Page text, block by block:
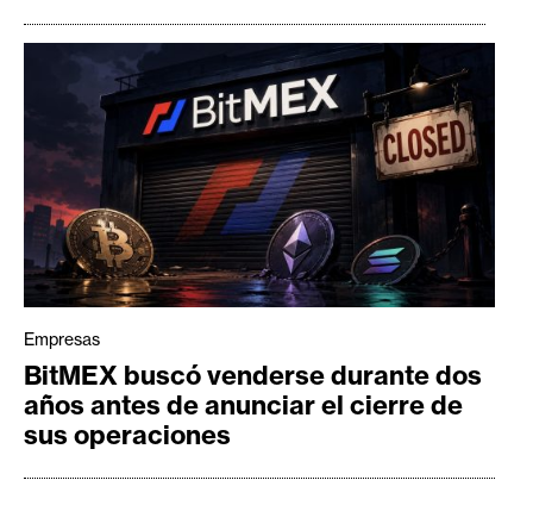
Empresas
BitMEX buscó venderse durante dos
años antes de anunciar el cierre de
sus operaciones